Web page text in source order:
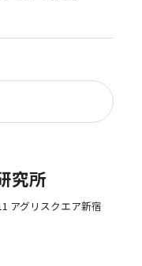
究所
アグリスクエア新宿